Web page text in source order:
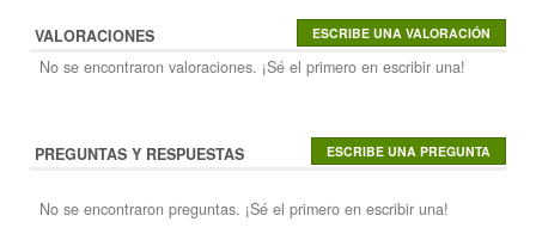
VALORACIONES
No se encontraron valoraciones. ¡Sé el primero en escribir una!
PREGUNTAS Y RESPUESTAS
No se encontraron preguntas. ¡Sé el primero en escribir una!